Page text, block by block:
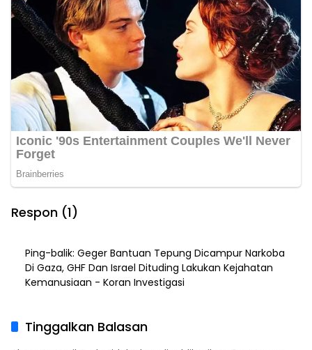
Respon (1)
Ping-balik: Geger Bantuan Tepung Dicampur Narkoba
Di Gaza, GHF Dan Israel Dituding Lakukan Kejahatan
Kemanusiaan - Koran Investigasi
Tinggalkan Balasan